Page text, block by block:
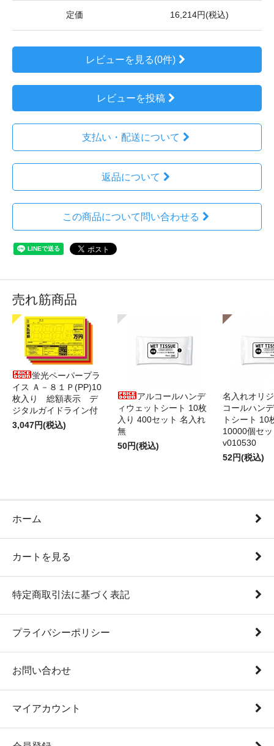
定価 16,214円(税込)
レビューを見る(0件)
レビューを投稿
支払い・配送について
返品について
この商品について問い合わせる
売れ筋商品
蛍光ペーパープラ
イス Ａ－８１Ｐ(PP)10
枚入り 総額表示 デ
ジタルガイドライン付
3,047円(税込)
アルコールハンデ
ィウェットシート 10枚
入り 400セット 名入れ
無
50円(税込)
名入れオリ
コールハン
トシート 10
10000個セ
v010530
52円(税込)
ホーム
カートを見る
特定商取引法に基づく表記
プライバシーポリシー
お問い合わせ
マイアカウント